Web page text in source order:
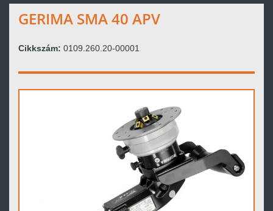
GERIMA SMA 40 APV
Cikkszám: 0109.260.20-00001